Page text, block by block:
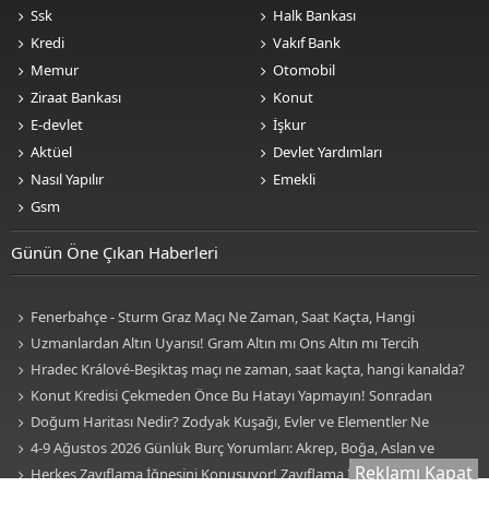
Ssk
Kredi
Memur
Ziraat Bankası
E-devlet
Aktüel
Nasıl Yapılır
Gsm
Halk Bankası
Vakıf Bank
Otomobil
Konut
İşkur
Devlet Yardımları
Emekli
Günün Öne Çıkan Haberleri
Fenerbahçe - Sturm Graz Maçı Ne Zaman, Saat Kaçta, Hangi
Kanalda? TV100 Şifresiz Canlı Maç İzle
Uzmanlardan Altın Uyarısı! Gram Altın mı Ons Altın mı Tercih
Edilmeli?
Hradec Králové-Beşiktaş maçı ne zaman, saat kaçta, hangi kanalda?
BJK Avrupa Ligi maçı şifresiz kanalda mı? Hradec Králové-Beşiktaş maçı
şifresiz, HD canlı yayın
Konut Kredisi Çekmeden Önce Bu Hatayı Yapmayın! Sonradan
Pişman Olabilirsiniz
Doğum Haritası Nedir? Zodyak Kuşağı, Evler ve Elementler Ne
Anlama Geliyor? İşte Burçlar, Evler ve Elementlerin Anlamı!
4-9 Ağustos 2026 Günlük Burç Yorumları: Akrep, Boğa, Aslan ve
Kova Burçları Hayatınızda Köklü Bir Değişiklik Olacak!
Herkes Zayıflama İğnesini Konuşuyor! Zayıflama İğnesiReklamı Kapat